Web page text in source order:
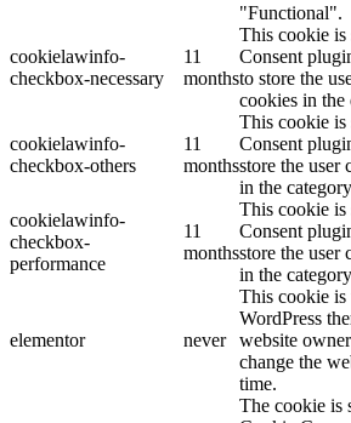
"Functional".
cookielawinfo-
checkbox-necessary
11
months
This cookie
Consent
to store the
cookies in the
cookielawinfo-
checkbox-others
11
months
This cookie
Consent
store the user
in the
cookielawinfo-
checkbox-
performance
11
months
This cookie
Consent
store the user
in the
elementor never
This cookie is
WordPress
website
change the
time.
The cookie is